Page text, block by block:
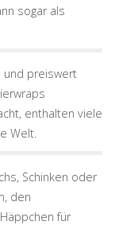
sogar als
und preiswert
enthalten viele
Welt.
Schinken oder
den
für